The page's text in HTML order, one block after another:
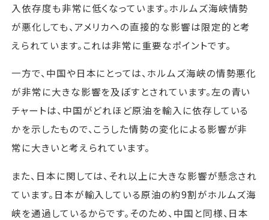
入依存度も非常に低くなっています。ホルムズ海峡情勢
が悪化しても、アメリカへの直接的な影響は限定的と考
えられています。これは非常に重要なポイントです。
一方で、中国や日本にとっては、ホルムズ海峡の情勢悪化
が非常に大きな影響を及ぼすとされています。左の青い
チャートは、中国がどれほど原油を輸入に依存している
かを示したもので、こうした情勢の変化による影響が非
常に大きいと考えられています。
また、日本に関しては、それ以上に大きな影響が懸念され
ています。日本が輸入している原油の約9割がホルムズ海
峡を通過しているからです。そのため、中国と同様、日本